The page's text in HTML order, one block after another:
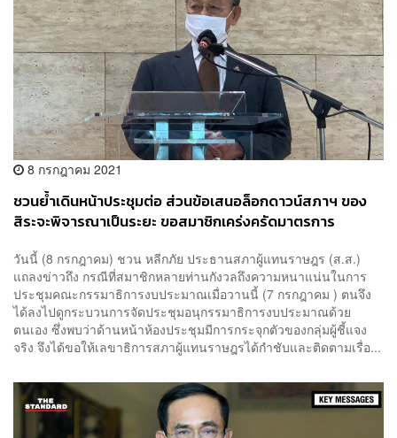
8 กรกฎาคม 2021
ชวนย้ำเดินหน้าประชุมต่อ ส่วนข้อเสนอล็อกดาวน์สภาฯ ของ
สิระจะพิจารณาเป็นระยะ ขอสมาชิกเคร่งครัดมาตรการ
วันนี้ (8 กรกฎาคม) ชวน หลีกภัย ประธานสภาผู้แทนราษฎร (ส.ส.)
แถลงข่าวถึง กรณีที่สมาชิกหลายท่านกังวลถึงความหนาแน่นในการ
ประชุมคณะกรรมาธิการงบประมาณเมื่อวานนี้ (7 กรกฎาคม ) ตนจึง
ได้ลงไปดูกระบวนการจัดประชุมอนุกรรมาธิการงบประมาณด้วย
ตนเอง ซึ่งพบว่าด้านหน้าห้องประชุมมีการกระจุกตัวของกลุ่มผู้ชี้แจง
จริง จึงได้ขอให้เลขาธิการสภาผู้แทนราษฎรได้กำชับและติดตามเรื่อ...